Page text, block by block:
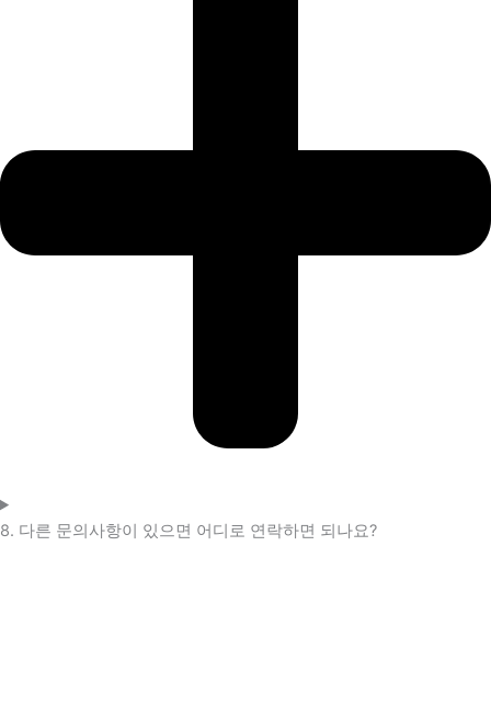
8. 다른 문의사항이 있으면 어디로 연락하면 되나요?